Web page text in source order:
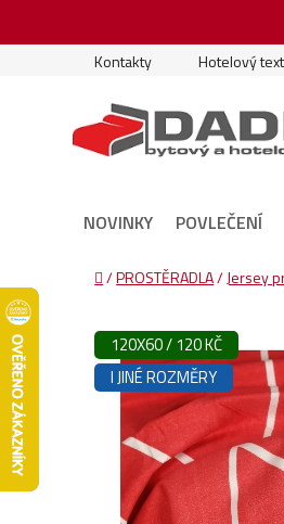
Kontakty
Hotelový
NOVINKY POVLEČENÍ
Domů
/PROSTĚRADLA/Jersey
120X60 / 120 KČ
I JINÉ ROZMĚRY